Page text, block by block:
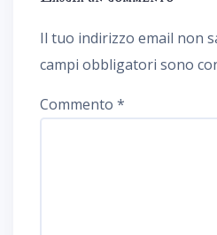
Il tuo indirizzo email non
campi obbligatori sono
Commento *